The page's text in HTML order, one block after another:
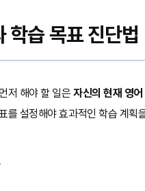
학습 목표 진단
저 해야 할 일은자신의 현재 영
를 설정해야 효과적인 학습 계획